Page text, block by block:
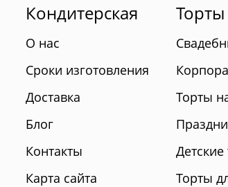
Кондитерская
О нас
Сроки изготовления
Доставка
Блог
Контакты
Карта сайта
Торты
Торты
Торты